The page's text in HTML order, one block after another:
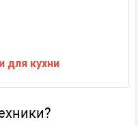
для кухни